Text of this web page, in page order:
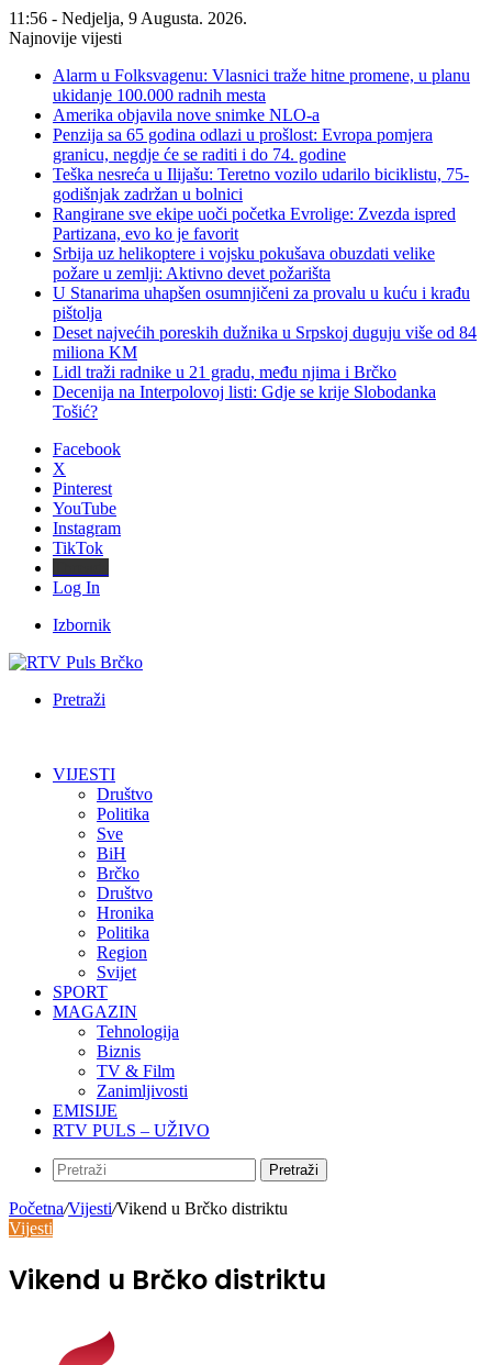
11:56 - Nedjelja, 9 Augusta. 2026.
Najnovije vijesti
Alarm u Folksvagenu: Vlasnici traže hitne promene, u planu
ukidanje 100.000 radnih mesta
Amerika objavila nove snimke NLO-a
Penzija sa 65 godina odlazi u prošlost: Evropa pomjera
granicu, negdje će se raditi i do 74. godine
Teška nesreća u Ilijašu: Teretno vozilo udarilo biciklistu, 75-
godišnjak zadržan u bolnici
Rangirane sve ekipe uoči početka Evrolige: Zvezda ispred
Partizana, evo ko je favorit
Srbija uz helikoptere i vojsku pokušava obuzdati velike
požare u zemlji: Aktivno devet požarišta
U Stanarima uhapšen osumnjičeni za provalu u kuću i krađu
pištolja
Deset najvećih poreskih dužnika u Srpskoj duguju više od 84
miliona KM
Lidl traži radnike u 21 gradu, među njima i Brčko
Decenija na Interpolovoj listi: Gdje se krije Slobodanka
Tošić?
Facebook
X
Pinterest
YouTube
Instagram
TikTok
Log In
Izbornik
Pretraži
VIJESTI
Društvo
Politika
Sve
BiH
Brčko
Društvo
Hronika
Politika
Region
Svijet
SPORT
MAGAZIN
Tehnologija
Biznis
TV & Film
Zanimljivosti
EMISIJE
RTV PULS – UŽIVO
Pretraži
Početna/Vijesti/Vikend u Brčko distriktu
Vijesti
Vikend u Brčko distriktu